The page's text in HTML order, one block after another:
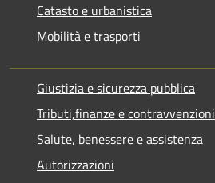
Catasto e urbanistica
Mobilità e trasporti
Giustizia e sicurezza pubblica
Tributi,finanze e contravvenzioni
Salute, benessere e assistenza
Autorizzazioni